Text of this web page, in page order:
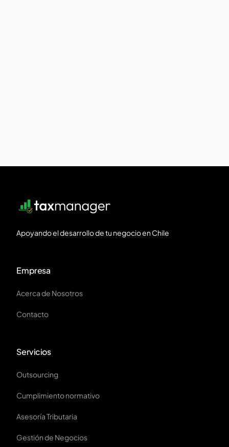
Apoyando el desarrollo de tu negocio en Chile
Empresa
Acerca de Nosotros
Contacto
Servicios
Outsourcing
Cumplimiento normativo
Asesoría Tributaria
Gestión de Negocios